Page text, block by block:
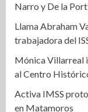
Narro y De la
Llama Abraham
trabajadora del
Mónica Villarreal
al Centro
Activa IMSS
en Matamoros